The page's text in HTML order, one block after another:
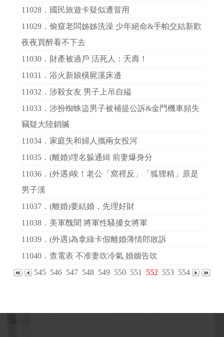
11028． 國民旅遊卡疑似遭冒用
11029． 偷窺老闆姊姊洗澡 少年絕命&手帕交結新歡
夜夜買醉看不下去
11030． 財產被過戶 活死人：夭壽！
11031． 浴火新娘橫屍溪床邊
11032． 涉殺女友 男子上吊自縊
11033． 涉扮蜘蛛盜男子被補提公訴&金門機車頻失
竊疑大陸銷贓
11034． 家庭失和婦人攜兩女投河
11035． (離婚)埋名躲通緝 前妻爆身分
11036． (外遇)唉！老公「窩裡反」「狐狸精」原是
男子漢
11037． (離婚)要結婚，先理好財
11038． 美軍醜聞 將軍性騷擾女將軍
11039． (外遇)為拿綠卡假離婚薄情郎敗訴
11040． 查電表 不准妻吹冷氣 婚姻告吹
545 546 547 548 549 550 551 552 553 554